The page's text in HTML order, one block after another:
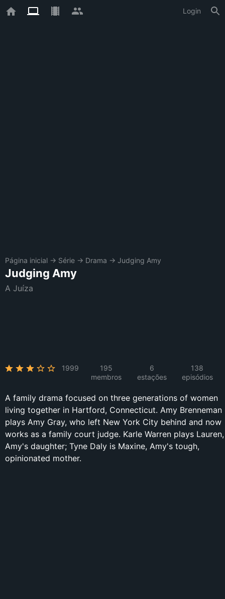
Login
Página inicial → Série → Drama → Judging Amy
Judging Amy
A Juíza
1999
195
membros
6
estações
138
episódios
A family drama focused on three generations of women
living together in Hartford, Connecticut. Amy Brenneman
plays Amy Gray, who left New York City behind and now
works as a family court judge. Karle Warren plays Lauren,
Amy's daughter; Tyne Daly is Maxine, Amy's tough,
opinionated mother.